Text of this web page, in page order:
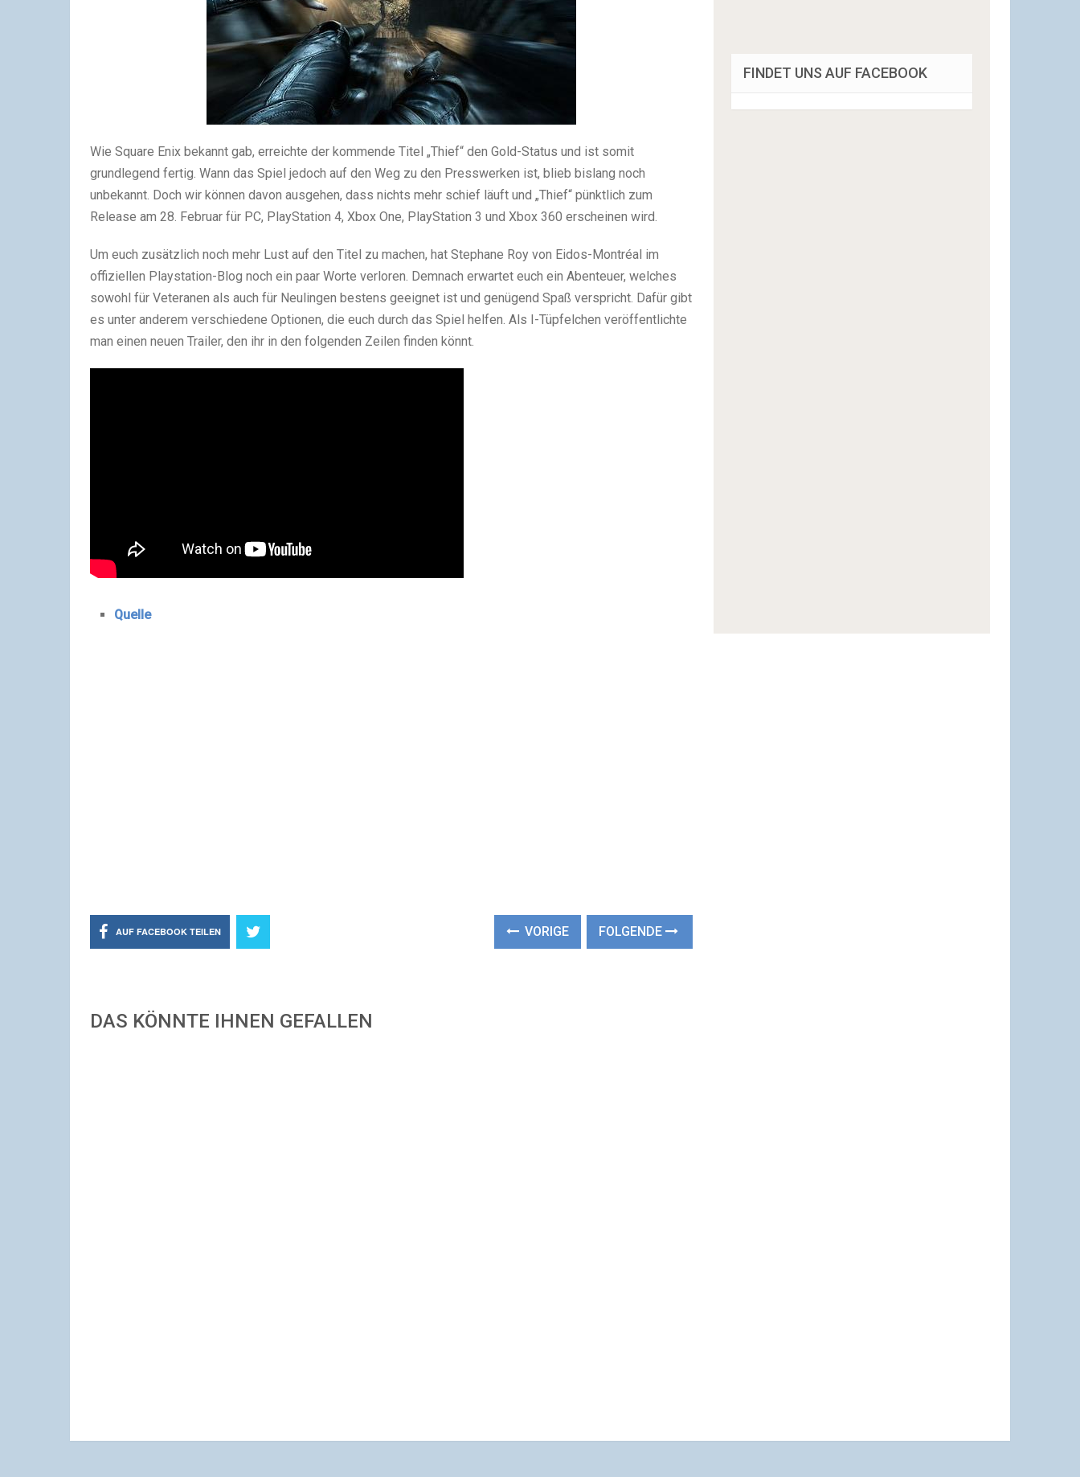
Wie Square Enix bekannt gab, erreichte der kommende Titel „Thief“ den Gold-Status und ist somit
grundlegend fertig. Wann das Spiel jedoch auf den Weg zu den Presswerken ist, blieb bislang noch
unbekannt. Doch wir können davon ausgehen, dass nichts mehr schief läuft und „Thief“ pünktlich zum
Release am 28. Februar für PC, PlayStation 4, Xbox One, PlayStation 3 und Xbox 360 erscheinen wird.
Um euch zusätzlich noch mehr Lust auf den Titel zu machen, hat Stephane Roy von Eidos-Montréal im
offiziellen Playstation-Blog noch ein paar Worte verloren. Demnach erwartet euch ein Abenteuer, welches
sowohl für Veteranen als auch für Neulingen bestens geeignet ist und genügend Spaß verspricht. Dafür gibt
es unter anderem verschiedene Optionen, die euch durch das Spiel helfen. Als I-Tüpfelchen veröffentlichte
man einen neuen Trailer, den ihr in den folgenden Zeilen finden könnt.
Quelle
AUF FACEBOOK TEILEN VORIGE FOLGENDE
DAS KÖNNTE IHNEN GEFALLEN
FINDET UNS AUF FACEBOOK